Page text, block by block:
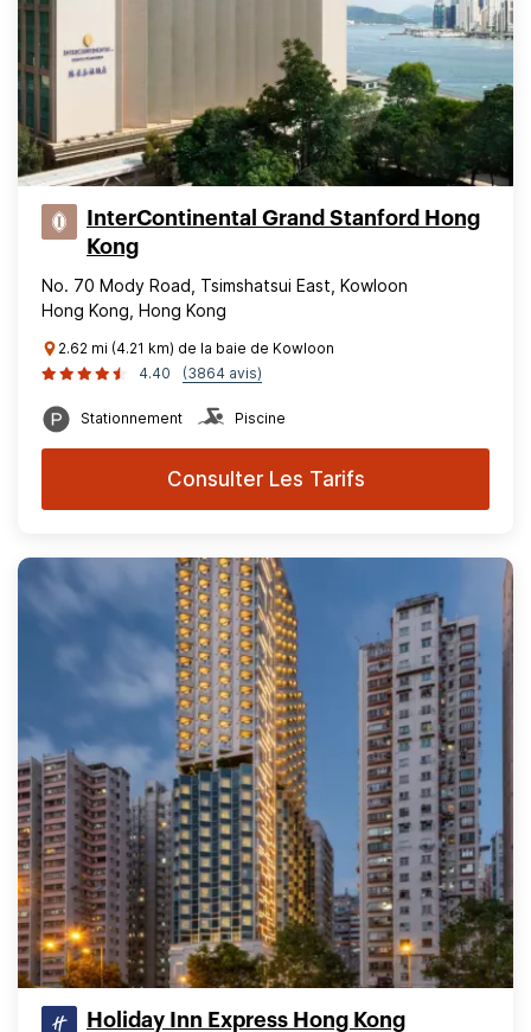
InterContinental Grand Stanford Hong
Kong
No. 70 Mody Road, Tsimshatsui East, Kowloon
Hong Kong, Hong Kong
2.62 mi (4.21 km) de la baie de Kowloon
4.40
(3864 avis)
Stationnement Piscine
Consulter Les Tarifs
Holiday Inn Express Hong Kong